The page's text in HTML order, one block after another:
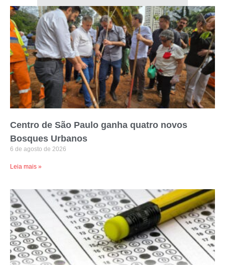
Centro de São Paulo ganha quatro novos
Bosques Urbanos
6 de agosto de 2026
Leia mais »